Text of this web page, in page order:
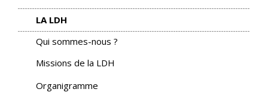
LA LDH
Qui sommes-nous ?
Missions de la LDH
Organigramme